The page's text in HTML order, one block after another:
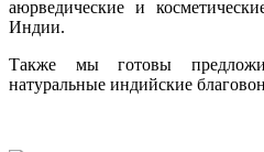
аюрведические и
Индии.
Также мы готовы
натуральные индийские